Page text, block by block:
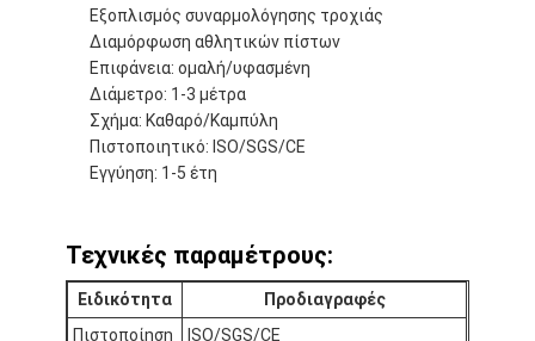
Εξοπλισμός συναρμολόγησης τροχιάς
Διαμόρφωση αθλητικών πίστων
Επιφάνεια: ομαλή/υφασμένη
Διάμετρο: 1-3 μέτρα
Σχήμα: Καθαρό/Καμπύλη
Πιστοποιητικό: ISO/SGS/CE
Εγγύηση: 1-5 έτη
Τεχνικές παραμέτρους:
Ειδικότητα
Προδιαγραφές
Πιστοποίηση
ISO/SGS/CE